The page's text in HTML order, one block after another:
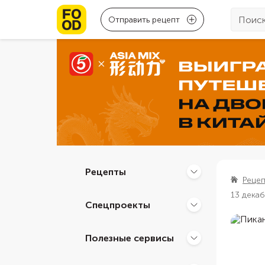
Отправить рецепт
Рецепты
Спецпроекты
Полезные сервисы
13